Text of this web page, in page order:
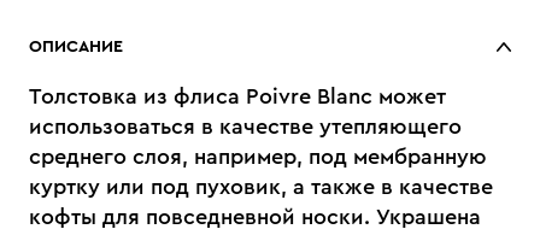
ОПИСАНИЕ
Толстовка из флиса Poivre Blanc может
использоваться в качестве утепляющего
среднего слоя, например, под мембранную
куртку или под пуховик, а также в качестве
кофты для повседневной носки. Украшена